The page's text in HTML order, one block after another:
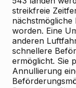
streikfreie
worden. Eine
anderen
schnellere
ermöglicht. Sie
Annullierung